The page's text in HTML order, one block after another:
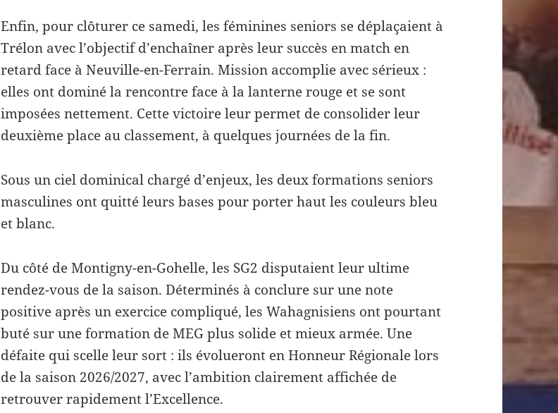
Enfin, pour clôturer ce samedi, les féminines seniors se déplaçaient à
Trélon avec l’objectif d’enchaîner après leur succès en match en
retard face à Neuville-en-Ferrain. Mission accomplie avec sérieux :
elles ont dominé la rencontre face à la lanterne rouge et se sont
imposées nettement. Cette victoire leur permet de consolider leur
deuxième place au classement, à quelques journées de la fin.
Sous un ciel dominical chargé d’enjeux, les deux formations seniors
masculines ont quitté leurs bases pour porter haut les couleurs bleu
et blanc.
Du côté de Montigny-en-Gohelle, les SG2 disputaient leur ultime
rendez-vous de la saison. Déterminés à conclure sur une note
positive après un exercice compliqué, les Wahagnisiens ont pourtant
buté sur une formation de MEG plus solide et mieux armée. Une
défaite qui scelle leur sort : ils évolueront en Honneur Régionale lors
de la saison 2026/2027, avec l’ambition clairement affichée de
retrouver rapidement l’Excellence.